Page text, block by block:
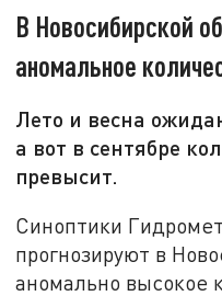
В Новосибирской
аномальное
Лето и весна
а вот в сентябре
превысит.
Синоптики
прогнозируют в
аномально высокое